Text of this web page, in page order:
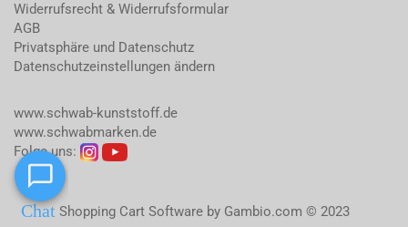
Widerrufsrecht & Widerrufsformular
AGB
Privatsphäre und Datenschutz
Datenschutzeinstellungen ändern
www.schwab-kunststoff.de
www.schwabmarken.de
Folge uns:
Shopping Cart Softwareby Gambio.com © 2023